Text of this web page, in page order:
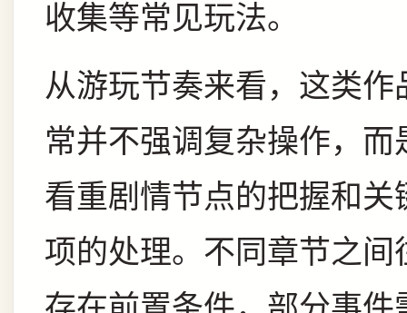
收集等常见玩法。
从游玩节奏来看，这类作
常并不强调复杂操作，而
看重剧情节点的把握和关
项的处理。不同章节之间